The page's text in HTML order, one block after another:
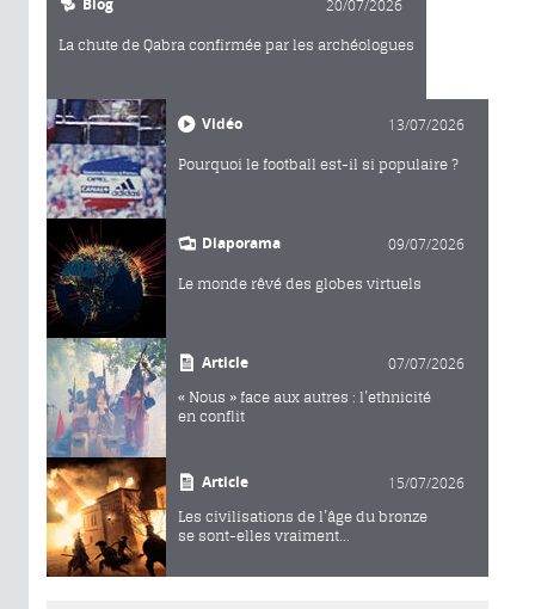
20/07/2026
La chute de Qabra confirmée par les archéologues
Vidéo 13/07/2026
Pourquoi le football est-il si populaire ?
Diaporama 09/07/2026
Le monde rêvé des globes virtuels
Article 07/07/2026
« Nous » face aux autres : l’ethnicité
en conflit
Article 15/07/2026
Les civilisations de l’âge du bronze
se sont-elles vraiment...